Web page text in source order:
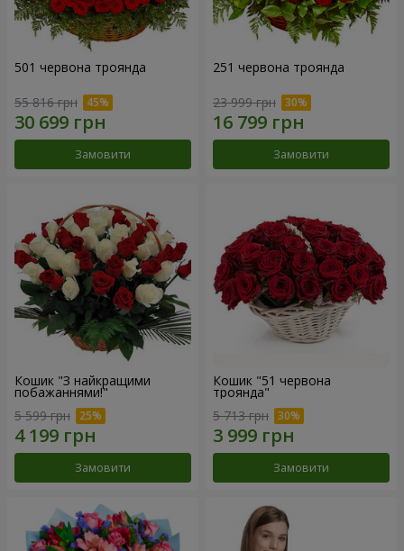
501 червона троянда
55 816 грн
Замовити
251 червона троянда
23 999 грн
Замовити
Кошик "З найкращими
побажаннями!"
5 599 грн
Замовити
Кошик "51 червона
троянда"
5 713 грн
Замовити